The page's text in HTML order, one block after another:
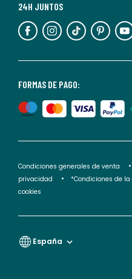
FORMAS DE PAGO:
24H JUNTOS
Condiciones generales de venta
privacidad
*Condiciones de
cookies
España